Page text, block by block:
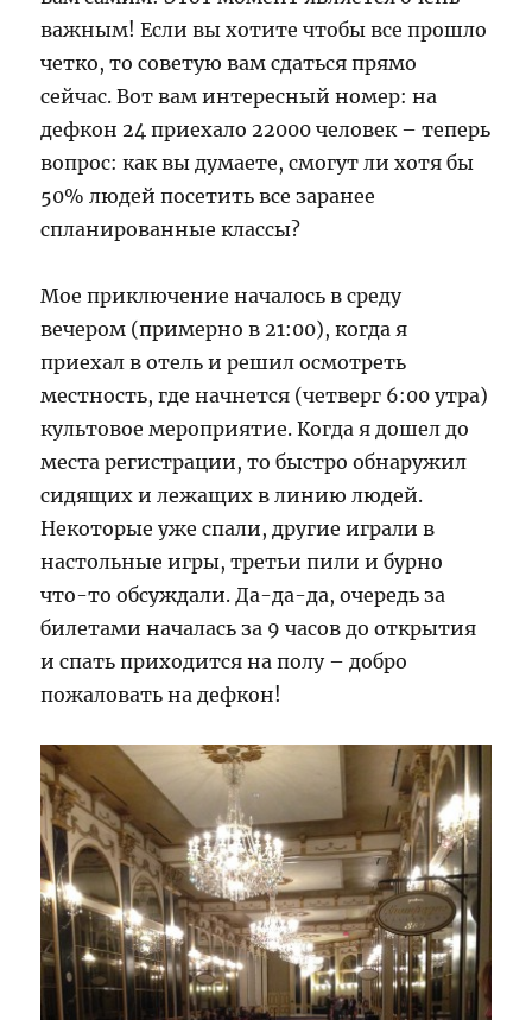
важным! Если вы хотите чтобы все прошло
четко, то советую вам сдаться прямо
сейчас. Вот вам интересный номер: на
дефкон 24 приехало 22000 человек – теперь
вопрос: как вы думаете, смогут ли хотя бы
50% людей посетить все заранее
спланированные классы?
Мое приключение началось в среду
вечером (примерно в 21:00), когда я
приехал в отель и решил осмотреть
местность, где начнется (четверг 6:00 утра)
культовое мероприятие. Когда я дошел до
места регистрации, то быстро обнаружил
сидящих и лежащих в линию людей.
Некоторые уже спали, другие играли в
настольные игры, третьи пили и бурно
что-то обсуждали. Да-да-да, очередь за
билетами началась за 9 часов до открытия
и спать приходится на полу – добро
пожаловать на дефкон!